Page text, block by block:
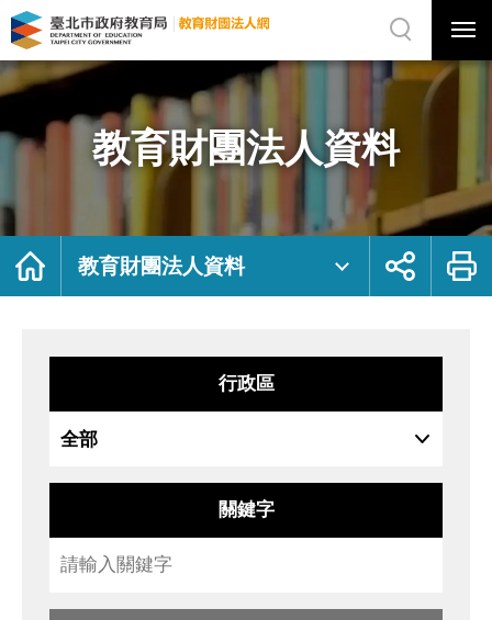
教
育
團
資
料
府
局
法
網
站
選
選
單
關
網
站
尋
教育財團法人資料
首
教育財團法人資料
展
鈕
列
行政區
關鍵字